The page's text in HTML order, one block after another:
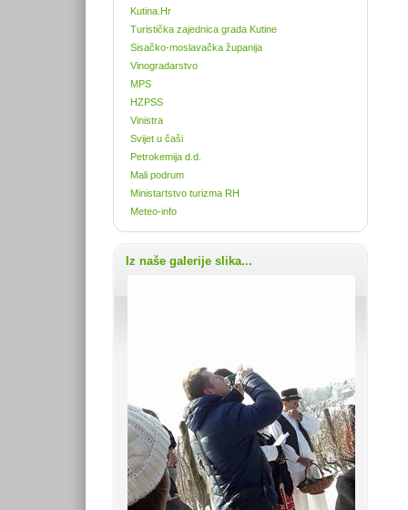
Kutina.Hr
Turistička zajednica grada Kutine
Sisačko-moslavačka županija
Vinogradarstvo
MPS
HZPSS
Vinistra
Svijet u čaši
Petrokemija d.d.
Mali podrum
Ministartstvo turizma RH
Meteo-info
Iz naše galerije slika...